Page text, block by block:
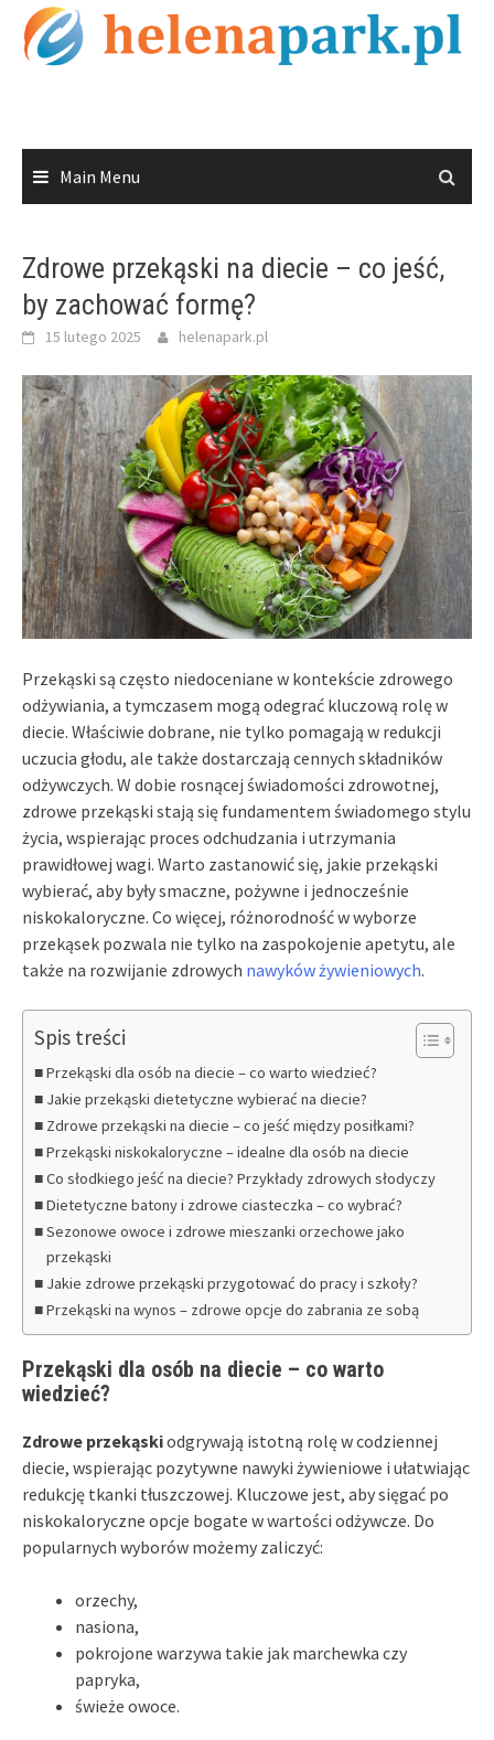
Skip
content
Main Menu
Zdrowe przekąski na diecie – co jeść,
by zachować formę?
15 lutego 2025 helenapark.pl
Przekąski są często niedoceniane w kontekście zdrowego
odżywiania, a tymczasem mogą odegrać kluczową rolę w
diecie. Właściwie dobrane, nie tylko pomagają w redukcji
uczucia głodu, ale także dostarczają cennych składników
odżywczych. W dobie rosnącej świadomości zdrowotnej,
zdrowe przekąski stają się fundamentem świadomego stylu
życia, wspierając proces odchudzania i utrzymania
prawidłowej wagi. Warto zastanowić się, jakie przekąski
wybierać, aby były smaczne, pożywne i jednocześnie
niskokaloryczne. Co więcej, różnorodność w wyborze
przekąsek pozwala nie tylko na zaspokojenie apetytu, ale
także na rozwijanie zdrowych nawyków żywieniowych.
Spis treści
Przekąski dla osób na diecie – co warto wiedzieć?
Jakie przekąski dietetyczne wybierać na diecie?
Zdrowe przekąski na diecie – co jeść między posiłkami?
Przekąski niskokaloryczne – idealne dla osób na diecie
Co słodkiego jeść na diecie? Przykłady zdrowych słodyczy
Dietetyczne batony i zdrowe ciasteczka – co wybrać?
Sezonowe owoce i zdrowe mieszanki orzechowe jako
przekąski
Jakie zdrowe przekąski przygotować do pracy i szkoły?
Przekąski na wynos – zdrowe opcje do zabrania ze sobą
Przekąski dla osób na diecie – co warto
wiedzieć?
Zdrowe przekąskiodgrywają istotną rolę w codziennej
diecie, wspierając pozytywne nawyki żywieniowe i ułatwiając
redukcję tkanki tłuszczowej. Kluczowe jest, aby sięgać po
niskokaloryczne opcje bogate w wartości odżywcze. Do
popularnych wyborów możemy zaliczyć:
orzechy,
nasiona,
pokrojone warzywa takie jak marchewka czy
papryka,
świeże owoce.